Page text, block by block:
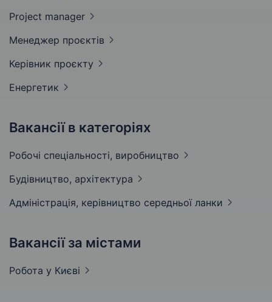
Project manager
Менеджер проєктів
Керівник проєкту
Енергетик
Вакансії в категоріях
Робочі спеціальності, виробництво
Будівництво, архітектура
Адмiнiстрацiя, керівництво середньої ланки
Вакансії за містами
Робота у Києві